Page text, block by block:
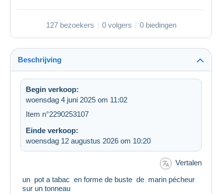
127 bezoekers 0 volgers 0 biedingen
Beschrijving
Begin verkoop:
woensdag 4 juni 2025 om 11:02
Item n°2290253107
Einde verkoop:
woensdag 12 augustus 2026 om 10:20
Vertalen
un pot a tabac en forme de buste de marin pécheur
sur un tonneau